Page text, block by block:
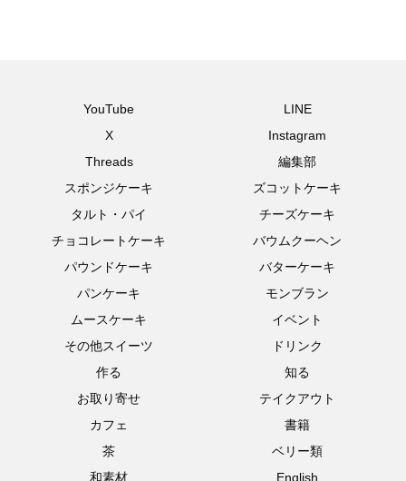
YouTube
LINE
X
Instagram
Threads
編集部
スポンジケーキ
ズコットケーキ
タルト・パイ
チーズケーキ
チョコレートケーキ
バウムクーヘン
パウンドケーキ
バターケーキ
パンケーキ
モンブラン
ムースケーキ
イベント
その他スイーツ
ドリンク
作る
知る
お取り寄せ
テイクアウト
カフェ
書籍
茶
ベリー類
和素材
English